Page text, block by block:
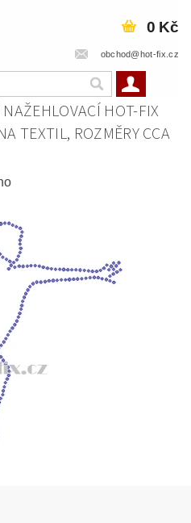
obchod@hot-fix.cz
0 Kč
HOT-FIX
TEXTIL, ROZMĚRY CCA